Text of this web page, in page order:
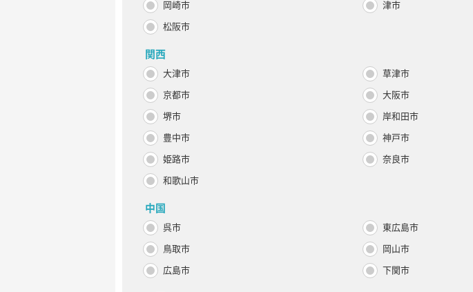
岡崎市 津市
松阪市
関西
大津市 草津市
京都市 大阪市
堺市 岸和田市
豊中市 神戸市
姫路市 奈良市
和歌山市
中国
呉市 東広島市
鳥取市 岡山市
広島市 下関市